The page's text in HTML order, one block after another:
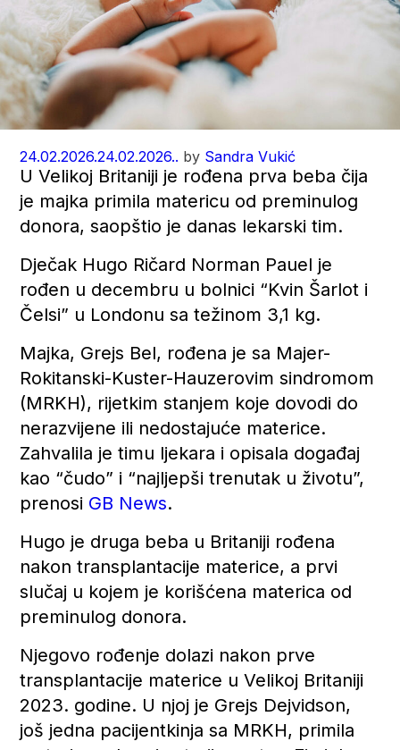
24.02.2026.24.02.2026.. by Sandra Vukić
U Velikoj Britaniji je rođena prva beba čija
je majka primila matericu od preminulog
donora, saopštio je danas lekarski tim.
Dječak Hugo Ričard Norman Pauel je
rođen u decembru u bolnici “Kvin Šarlot i
Čelsi” u Londonu sa težinom 3,1 kg.
Majka, Grejs Bel, rođena je sa Majer-
Rokitanski-Kuster-Hauzerovim sindromom
(MRKH), rijetkim stanjem koje dovodi do
nerazvijene ili nedostajuće materice.
Zahvalila je timu ljekara i opisala događaj
kao “čudo” i “najljepši trenutak u životu”,
prenosi GB News.
Hugo je druga beba u Britaniji rođena
nakon transplantacije materice, a prvi
slučaj u kojem je korišćena materica od
preminulog donora.
Njegovo rođenje dolazi nakon prve
transplantacije materice u Velikoj Britaniji
2023. godine. U njoj je Grejs Dejvidson,
još jedna pacijentkinja sa MRKH, primila